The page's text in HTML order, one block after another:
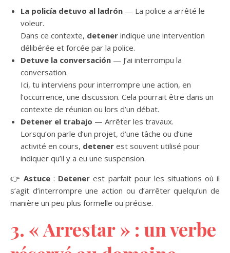
La policía detuvo al ladrón — La police a arrêté le
voleur.
Dans ce contexte, detener indique une intervention
délibérée et forcée par la police.
Detuve la conversación — J’ai interrompu la
conversation.
Ici, tu interviens pour interrompre une action, en
l’occurrence, une discussion. Cela pourrait être dans un
contexte de réunion ou lors d’un débat.
Detener el trabajo — Arrêter les travaux.
Lorsqu’on parle d’un projet, d’une tâche ou d’une
activité en cours, detener est souvent utilisé pour
indiquer qu’il y a eu une suspension.
👉Astuce : Detener est parfait pour les situations où il
s’agit d’interrompre une action ou d’arrêter quelqu’un de
manière un peu plus formelle ou précise.
3. « Arrestar » : un verbe